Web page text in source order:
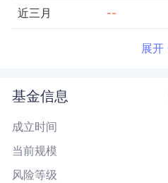
近三月 --
近三年
近五年
展开
基金信息
成立时间
当前规模
风险等级